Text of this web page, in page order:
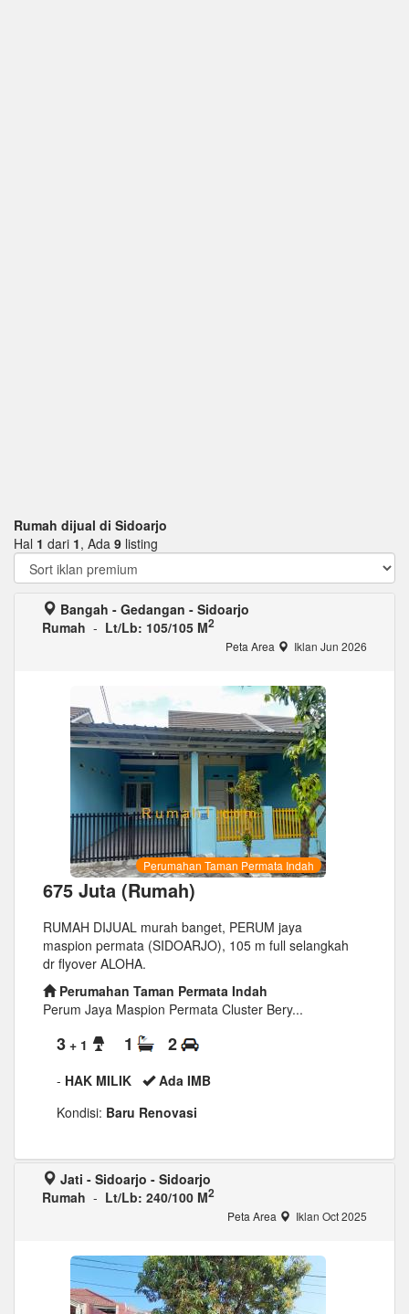
Rumah dijual di Sidoarjo
Hal 1 dari 1, Ada 9 listing
Bangah - Gedangan - Sidoarjo
Rumah - Lt/Lb: 105/105 M2
Peta Area Iklan Jun 2026
Perumahan Taman Permata Indah
675 Juta (Rumah)
RUMAH DIJUAL murah banget, PERUM jaya
maspion permata (SIDOARJO), 105 m full selangkah
dr flyover ALOHA.
Perumahan Taman Permata Indah
Perum Jaya Maspion Permata Cluster Bery...
3 + 1 1 2
- HAK MILIK
Ada IMB
Kondisi: Baru Renovasi
Jati - Sidoarjo - Sidoarjo
Rumah - Lt/Lb: 240/100 M2
Peta Area Iklan Oct 2025